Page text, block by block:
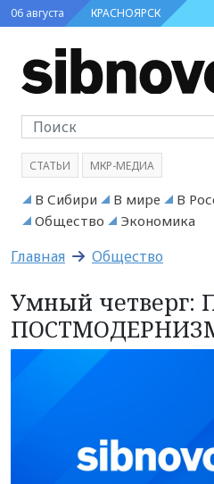
06 августа КРАСНОЯРСК
СТАТЬИ МКР-МЕДИА
В Сибири В мире В
Общество
Экономика
Главная Общество
Умный четверг: